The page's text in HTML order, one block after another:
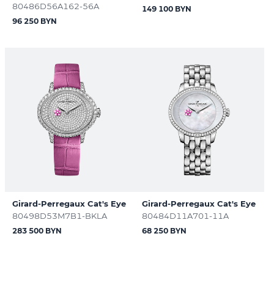
80486D56A162-56A
96 250 BYN
149 100 BYN
Girard-Perregaux Cat's Eye
80498D53M7B1-BKLA
283 500 BYN
Girard-Perregaux Cat's Eye
80484D11A701-11A
68 250 BYN